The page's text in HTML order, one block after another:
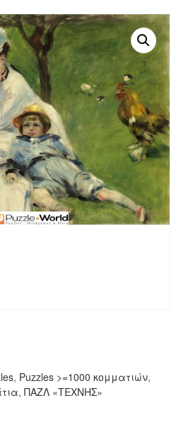
, Puzzles >=1000 κομματιών,
, ΠΑΖΛ «ΤΕΧΝΗΣ»